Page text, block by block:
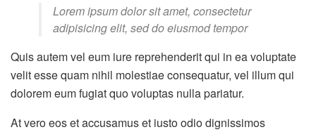
Lorem ipsum dolor sit amet, consectetur
adipisicing elit, sed do eiusmod tempor
Quis autem vel eum iure reprehenderit qui in ea voluptate
velit esse quam nihil molestiae consequatur, vel illum qui
dolorem eum fugiat quo voluptas nulla pariatur.
At vero eos et accusamus et iusto odio dignissimos